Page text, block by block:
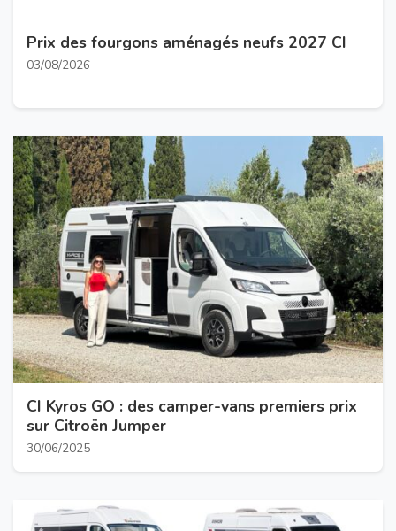
Prix des fourgons aménagés neufs 2027 CI
03/08/2026
CI Kyros GO : des camper-vans premiers prix
sur Citroën Jumper
30/06/2025